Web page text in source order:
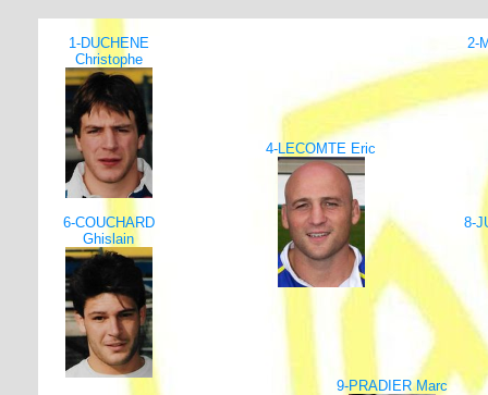
1-DUCHENE
Christophe
2-
4-LECOMTE Eric
6-COUCHARD
Ghislain
8-
9-PRADIER Marc